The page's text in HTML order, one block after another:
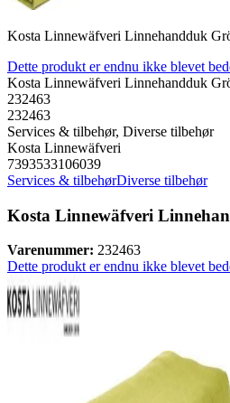
Kosta Linnewäfveri Linnehandduk
Dette produkt er endnu ikke blevet
Kosta Linnewäfveri Linnehandduk
232463
232463
Services & tilbehør, Diverse tilbehør
Kosta Linnewäfveri
7393533106039
Services & tilbehørDiverse tilbehør
Kosta Linnewäfveri
Varenummer: 232463
Dette produkt er endnu ikke blevet